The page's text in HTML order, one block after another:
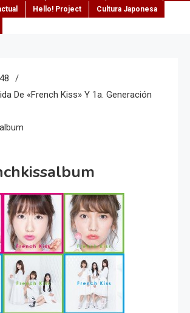
Hello! Project
Cultura Japonesa
De «French Kiss» Y 1a. Generación